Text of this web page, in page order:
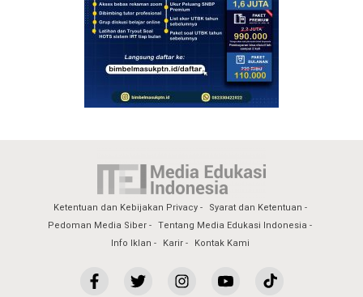
Ketentuan dan Kebijakan Privacy
Syarat dan Ketentuan
Pedoman Media Siber
Tentang Media Edukasi Indonesia
Info Iklan
Karir Kontak Kami